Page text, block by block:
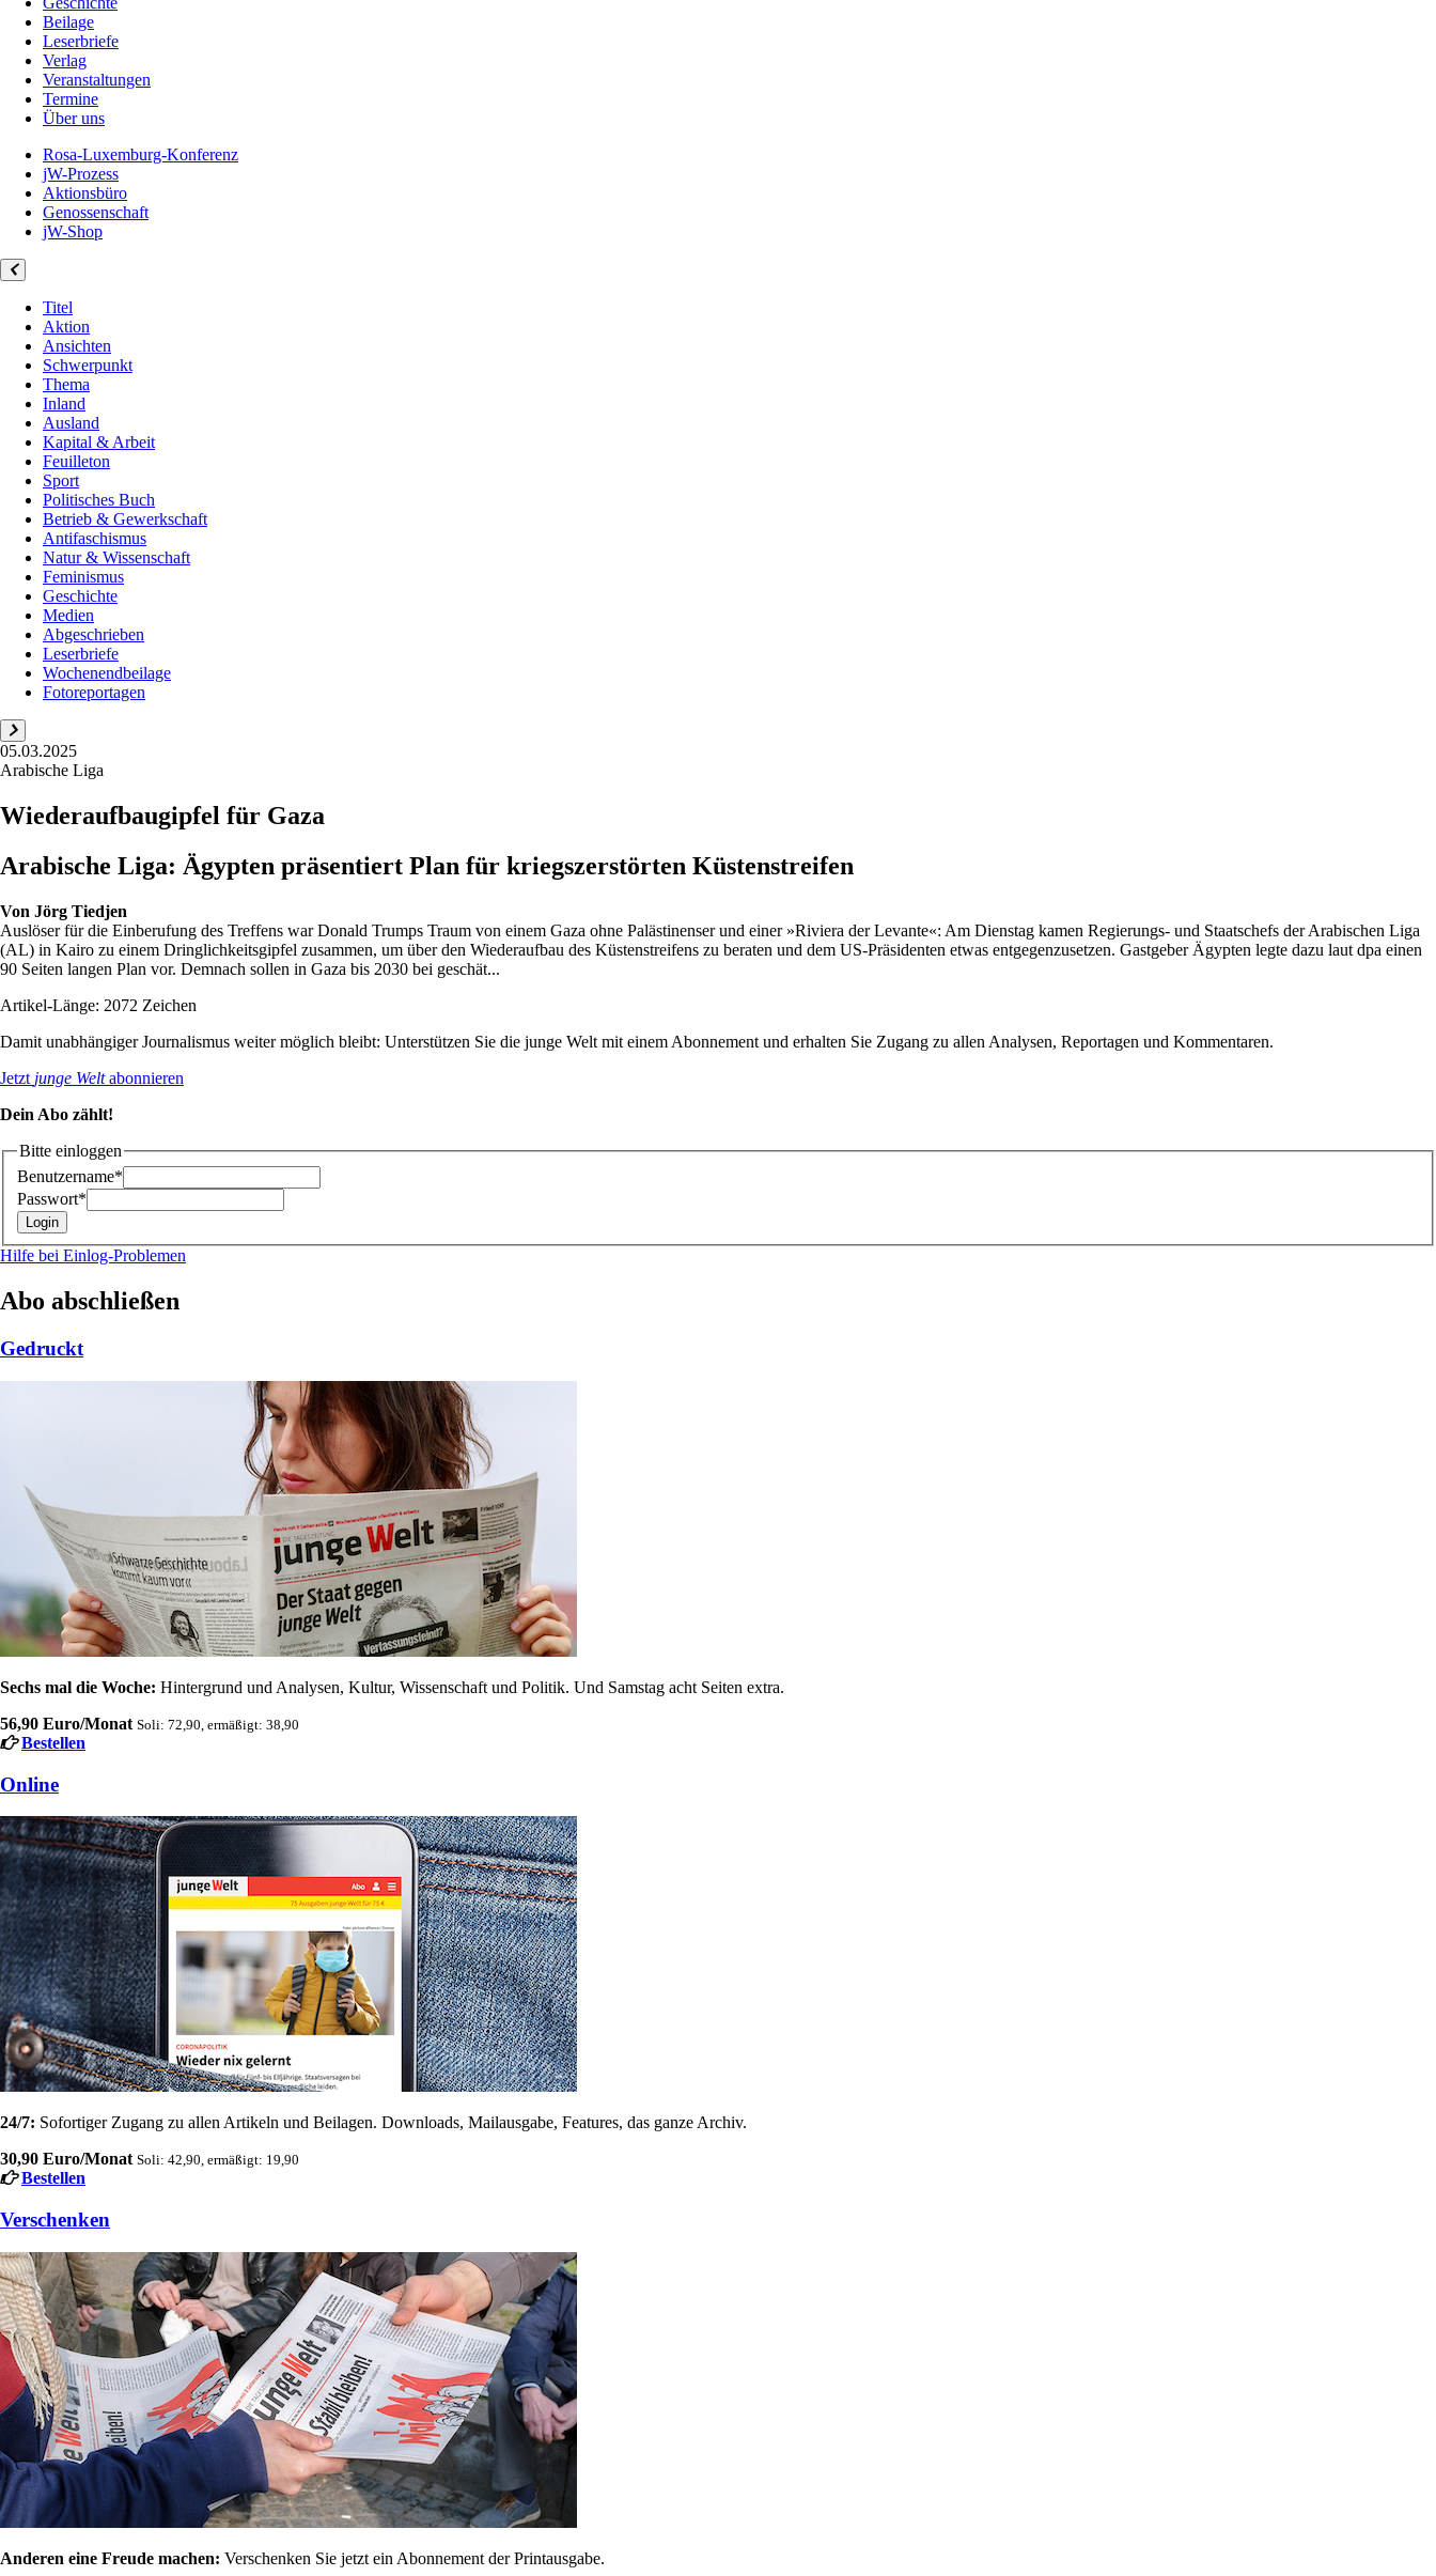
Beilage
Leserbriefe
Verlag
Veranstaltungen
Termine
Über uns
Rosa-Luxemburg-Konferenz
jW-Prozess
Aktionsbüro
Genossenschaft
jW-Shop
Titel
Aktion
Ansichten
Schwerpunkt
Thema
Inland
Ausland
Kapital & Arbeit
Feuilleton
Sport
Politisches Buch
Betrieb & Gewerkschaft
Antifaschismus
Natur & Wissenschaft
Feminismus
Geschichte
Medien
Abgeschrieben
Leserbriefe
Wochenendbeilage
Fotoreportagen
05.03.2025
Arabische Liga
Wiederaufbaugipfel für Gaza
Arabische Liga: Ägypten präsentiert Plan für kriegszerstörten Küstenstreifen
Von Jörg Tiedjen
Auslöser für die Einberufung des Treffens war Donald Trumps Traum von einem Gaza ohne Palästinenser und einer »Riviera der Levante«: Am Dienstag kamen Regierungs- und Staatschefs der Arabischen Liga
(AL) in Kairo zu einem Dringlichkeitsgipfel zusammen, um über den Wiederaufbau des Küstenstreifens zu beraten und dem US-Präsidenten etwas entgegenzusetzen. Gastgeber Ägypten legte dazu laut dpa einen
90 Seiten langen Plan vor. Demnach sollen in Gaza bis 2030 bei geschät...
Artikel-Länge: 2072 Zeichen
Damit unabhängiger Journalismus weiter möglich bleibt: Unterstützen Sie die junge Welt mit einem Abonnement und erhalten Sie Zugang zu allen Analysen, Reportagen und Kommentaren.
Jetzt junge Weltabonnieren
Dein Abo zählt!
Bitte einloggen
Benutzername*
Passwort*
Hilfe bei Einlog-Problemen
Abo abschließen
Gedruckt
Sechs mal die Woche: Hintergrund und Analysen, Kultur, Wissenschaft und Politik. Und Samstag acht Seiten extra.
56,90 Euro/Monat Soli: 72,90, ermäßigt: 38,90
Bestellen
Online
24/7: Sofortiger Zugang zu allen Artikeln und Beilagen. Downloads, Mailausgabe, Features, das ganze Archiv.
30,90 Euro/Monat Soli: 42,90, ermäßigt: 19,90
Bestellen
Verschenken
Anderen eine Freude machen: Verschenken Sie jetzt ein Abonnement der Printausgabe.